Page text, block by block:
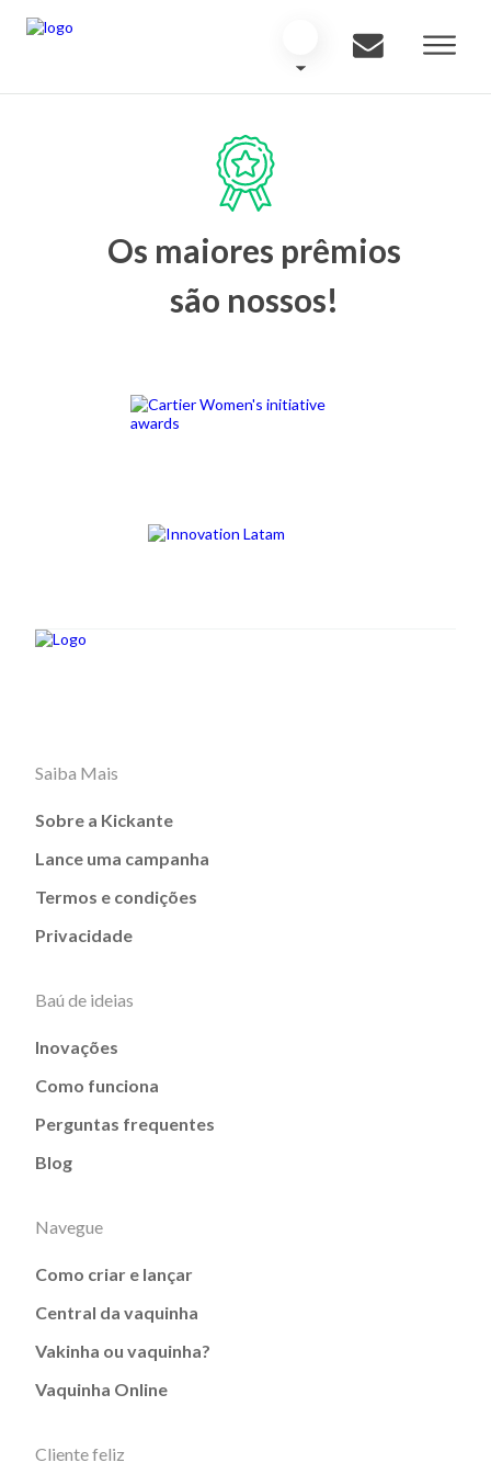
Os maiores prêmios
são nossos!
Saiba Mais
Sobre a Kickante
Lance uma campanha
Termos e condições
Privacidade
Baú de ideias
Inovações
Como funciona
Perguntas frequentes
Blog
Navegue
Como criar e lançar
Central da vaquinha
Vakinha ou vaquinha?
Vaquinha Online
Cliente feliz